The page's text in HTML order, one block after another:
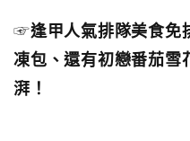
☞逢甲人氣排隊美食免
凍包、還有初戀番茄雪
湃！